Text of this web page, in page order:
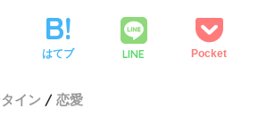
はてブ LINE Pocket
イン
恋愛